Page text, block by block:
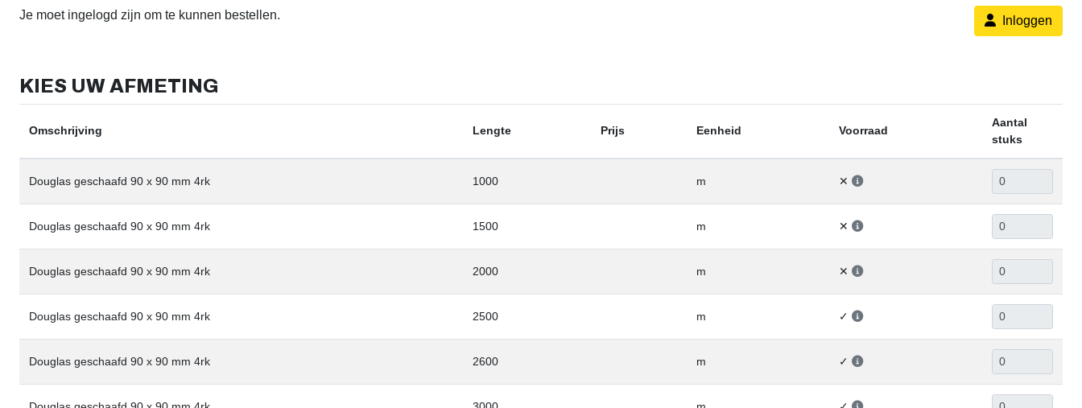
Je moet ingelogd zijn om te kunnen bestellen. Inloggen
KIES UW AFMETING
Omschrijving Lengte Prijs Eenheid Voorraad
Aantal
stuks
Douglas geschaafd 90 x 90 mm 4rk 1000 m ✕
Douglas geschaafd 90 x 90 mm 4rk 1500 m ✕
Douglas geschaafd 90 x 90 mm 4rk 2000 m ✕
Douglas geschaafd 90 x 90 mm 4rk 2500 m ✓
Douglas geschaafd 90 x 90 mm 4rk 2600 m ✓